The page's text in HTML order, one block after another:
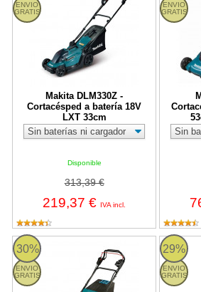
ENVIO
GRATIS
Makita DLM330Z -
Cortacésped a batería 18V
LXT 33cm
Disponible
313,39 €
219,37 € IVA incl.
ENVIO
GRATIS
30%
ENVIO
GRATIS
DLM465Z Makita 29%
ENVIO
GRATIS
Makita